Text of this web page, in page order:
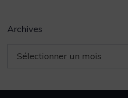
Archives